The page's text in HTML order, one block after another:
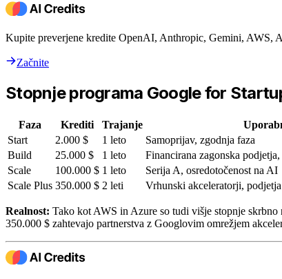
Kupite preverjene kredite OpenAI, Anthropic, Gemini, AWS,
Začnite
Stopnje programa Google for
Faza Krediti Trajanje
Start
2.000 $ 1 leto
Samoprijav, zgodnja faza
Build
25.000 $ 1 leto
Financirana zagonska
Scale
100.000 $ 1 leto
Serija A, osredotočenost na AI
Scale Plus 350.000 $ 2 leti Vrhunski akceleratorji,
Realnost: Tako kot AWS in Azure so tudi višje stopnje
350.000 $ zahtevajo partnerstva z Googlovim omrežjem